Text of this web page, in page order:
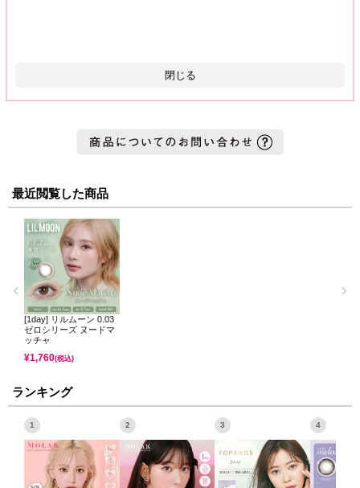
閉じる
最近閲覧した商品
[1day] リルムーン 0.03
ゼロシリーズ ヌードマ
ッチャ
¥1,760(税込)
ランキング
1 2 3 4